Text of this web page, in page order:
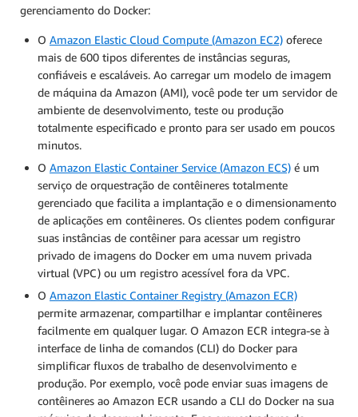
gerenciamento do Docker:
O Amazon Elastic Cloud Compute (Amazon EC2) oferece
mais de 600 tipos diferentes de instâncias seguras,
confiáveis e escaláveis. Ao carregar um modelo de imagem
de máquina da Amazon (AMI), você pode ter um servidor de
ambiente de desenvolvimento, teste ou produção
totalmente especificado e pronto para ser usado em poucos
minutos.
O Amazon Elastic Container Service (Amazon ECS) é um
serviço de orquestração de contêineres totalmente
gerenciado que facilita a implantação e o dimensionamento
de aplicações em contêineres. Os clientes podem configurar
suas instâncias de contêiner para acessar um registro
privado de imagens do Docker em uma nuvem privada
virtual (VPC) ou um registro acessível fora da VPC.
O Amazon Elastic Container Registry (Amazon ECR)
permite armazenar, compartilhar e implantar contêineres
facilmente em qualquer lugar. O Amazon ECR integra-se à
interface de linha de comandos (CLI) do Docker para
simplificar fluxos de trabalho de desenvolvimento e
produção. Por exemplo, você pode enviar suas imagens de
contêineres ao Amazon ECR usando a CLI do Docker na sua